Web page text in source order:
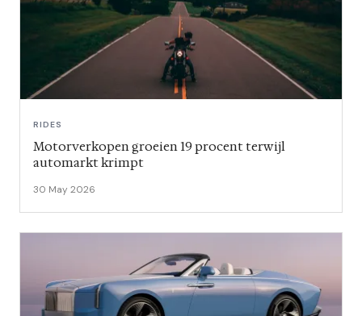
RIDES
Motorverkopen groeien 19 procent terwijl
automarkt krimpt
30 May 2026